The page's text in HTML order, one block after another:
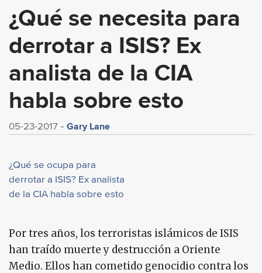
¿Qué se necesita para
derrotar a ISIS? Ex
analista de la CIA
habla sobre esto
05-23-2017 Gary Lane
¿Qué se ocupa para
derrotar a ISIS? Ex analista
de la CIA habla sobre esto
Por tres años, los terroristas islámicos de ISIS
han traído muerte y destrucción a Oriente
Medio. Ellos han cometido genocidio contra los